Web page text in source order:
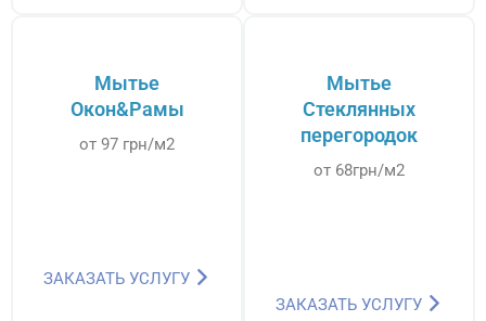
Мытье
Окон&Рамы
от 97 грн/м2
ЗАКАЗАТЬ УСЛУГУ
Мытье
Стеклянных
перегородок
от 68грн/м2
ЗАКАЗАТЬ УСЛУГУ